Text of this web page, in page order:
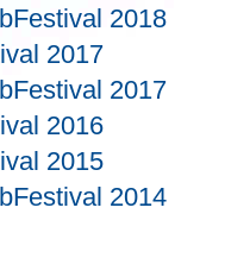
2018
2017
2017
2016
2015
2014